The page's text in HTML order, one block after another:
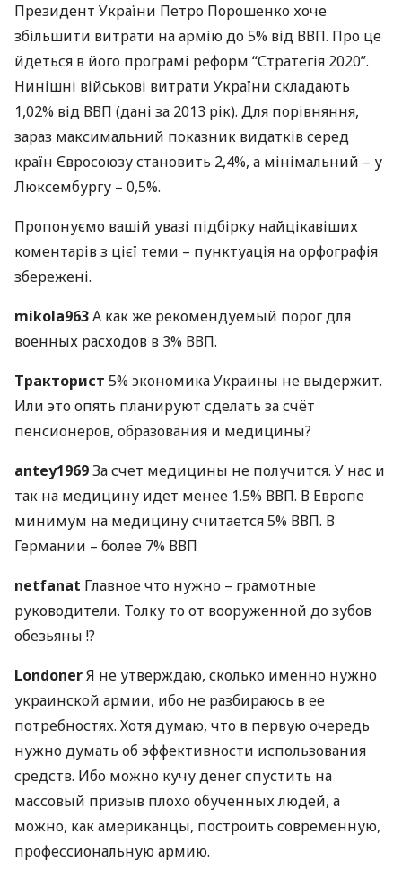
Президент України Петро Порошенко хоче
збільшити витрати на армію до 5% від ВВП. Про це
йдеться в його програмі реформ “Стратегія 2020”.
Нинішні військові витрати України складають
1,02% від ВВП (дані за 2013 рік). Для порівняння,
зараз максимальний показник видатків серед
країн Євросоюзу становить 2,4%, а мінімальний – у
Люксембургу – 0,5%.
Пропонуємо вашій увазі підбірку найцікавіших
коментарів з цієї теми – пунктуація на орфографія
збережені.
mikola963А как же рекомендуемый порог для
военных расходов в 3% ВВП.
Тракторист 5% экономика Украины не выдержит.
Или это опять планируют сделать за счёт
пенсионеров, образования и медицины?
antey1969За счет медицины не получится. У нас и
так на медицину идет менее 1.5% ВВП. В Европе
минимум на медицину считается 5% ВВП. В
Германии – более 7% ВВП
netfanat Главное что нужно – грамотные
руководители. Толку то от вооруженной до зубов
обезьяны !?
LondonerЯ не утверждаю, сколько именно нужно
украинской армии, ибо не разбираюсь в ее
потребностях. Хотя думаю, что в первую очередь
нужно думать об эффективности использования
средств. Ибо можно кучу денег спустить на
массовый призыв плохо обученных людей, а
можно, как американцы, построить современную,
профессиональную армию.